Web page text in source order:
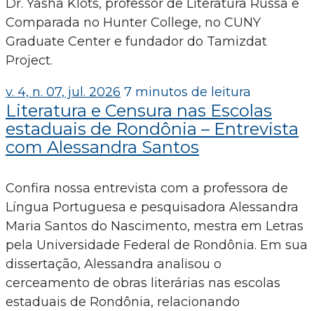
Dr. Yasha Klots, professor de Literatura Russa e
Comparada no Hunter College, no CUNY
Graduate Center e fundador do Tamizdat
Project.
v. 4, n. 07, jul. 2026 7 minutos de leitura
Literatura e Censura nas Escolas
estaduais de Rondônia – Entrevista
com Alessandra Santos
Confira nossa entrevista com a professora de
Língua Portuguesa e pesquisadora Alessandra
Maria Santos do Nascimento, mestra em Letras
pela Universidade Federal de Rondônia. Em sua
dissertação, Alessandra analisou o
cerceamento de obras literárias nas escolas
estaduais de Rondônia, relacionando